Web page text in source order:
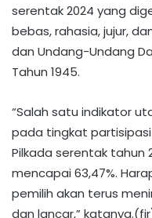
serentak 2024 yang
bebas, rahasia, jujur,
dan Undang-Undang
Tahun 1945.
“Salah satu indikator
pada tingkat
Pilkada serentak tahun
mencapai 63,47%.
pemilih akan terus
dan lancar,”